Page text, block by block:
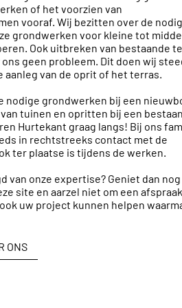
of het voorzien van
vooraf. Wij bezitten over de
grondwerken voor kleine tot
Ook uitbreken van bestaande
geen probleem. Dit doen wij
aanleg van de oprit of het terras.
nodige grondwerken bij een
tuinen en opritten bij een
Hurtekant graag langs! Bij ons
in rechtstreeks contact met de
ter plaatse is tijdens de werken.
van onze expertise? Geniet dan
site en aarzel niet om een
uw project kunnen helpen
ONS